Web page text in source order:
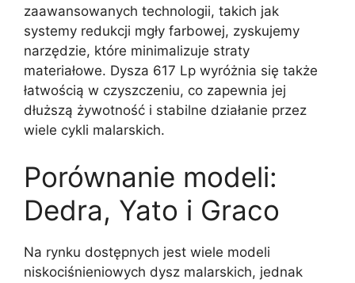
zaawansowanych technologii, takich jak
systemy redukcji mgły farbowej, zyskujemy
narzędzie, które minimalizuje straty
materiałowe. Dysza 617 Lp wyróżnia się także
łatwością w czyszczeniu, co zapewnia jej
dłuższą żywotność i stabilne działanie przez
wiele cykli malarskich.
Porównanie modeli:
Dedra, Yato i Graco
Na rynku dostępnych jest wiele modeli
niskociśnieniowych dysz malarskich, jednak